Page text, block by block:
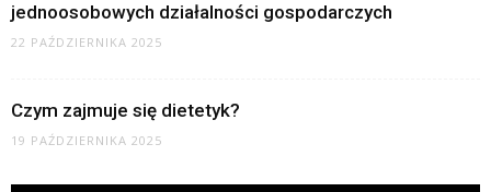
jednoosobowych działalności gospodarczych
22 PAŹDZIERNIKA 2025
Czym zajmuje się dietetyk?
19 PAŹDZIERNIKA 2025